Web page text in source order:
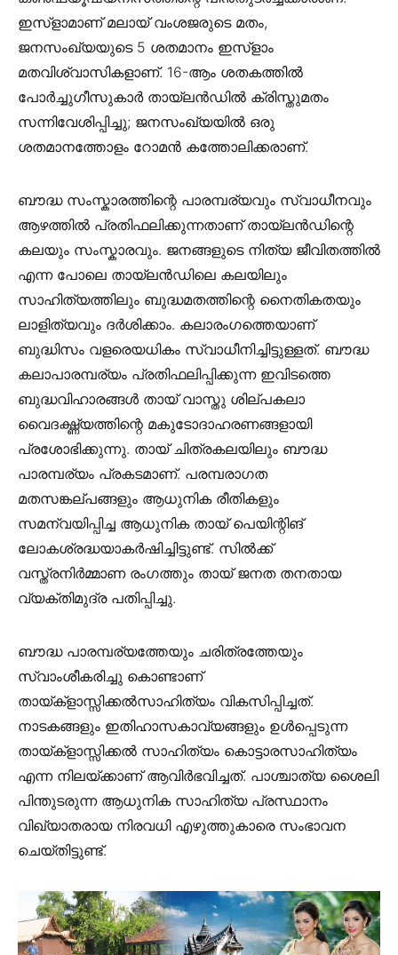
ഇസ്ളാമാണ് മലായ് വംശജരുടെ മതം,
ജനസംഖ്യയുടെ 5 ശതമാനം ഇസ്ളാം
മതവിശ്വാസികളാണ്. 16-ആം ശതകത്തിൽ
പോർച്ചുഗീസുകാർ തായ്ലൻഡിൽ ക്രിസ്തുമതം
സന്നിവേശിപ്പിച്ചു; ജനസംഖ്യയിൽ ഒരു
ശതമാനത്തോളം റോമൻ കത്തോലിക്കരാണ്.
ബൗദ്ധ സംസ്കാരത്തിന്റെ പാരമ്പര്യവും സ്വാധീനവും
ആഴത്തിൽ പ്രതിഫലിക്കുന്നതാണ് തായ്ലൻഡിന്റെ
കലയും സംസ്കാരവും. ജനങ്ങളുടെ നിത്യ ജീവിതത്തിൽ
എന്ന പോലെ തായ്ലൻഡിലെ കലയിലും
സാഹിത്യത്തിലും ബുദ്ധമതത്തിന്റെ നൈതികതയും
ലാളിത്യവും ദർശിക്കാം. കലാരംഗത്തെയാണ്
ബുദ്ധിസം വളരെയധികം സ്വാധീനിച്ചിട്ടുള്ളത്. ബൗദ്ധ
കലാപാരമ്പര്യം പ്രതിഫലിപ്പിക്കുന്ന ഇവിടത്തെ
ബുദ്ധവിഹാരങ്ങൾ തായ് വാസ്തു ശില്പകലാ
വൈദഗ്ദ്ധ്യത്തിന്റെ മകുടോദാഹരണങ്ങളായി
പ്രശോഭിക്കുന്നു. തായ് ചിത്രകലയിലും ബൗദ്ധ
പാരമ്പര്യം പ്രകടമാണ്. പരമ്പരാഗത
മതസങ്കല്പങ്ങളും ആധുനിക രീതികളും
സമന്വയിപ്പിച്ച ആധുനിക തായ് പെയിന്റിങ്
ലോകശ്രദ്ധയാകർഷിച്ചിട്ടുണ്ട്. സിൽക്ക്
വസ്ത്രനിർമ്മാണ രംഗത്തും തായ് ജനത തനതായ
വ്യക്തിമുദ്ര പതിപ്പിച്ചു.
ബൗദ്ധ പാരമ്പര്യത്തേയും ചരിത്രത്തേയും
സ്വാംശീകരിച്ചു കൊണ്ടാണ്
തായ്ക്ളാസ്സിക്കൽസാഹിത്യം വികസിപ്പിച്ചത്.
നാടകങ്ങളും ഇതിഹാസകാവ്യങ്ങളും ഉൾപ്പെടുന്ന
തായ്ക്ളാസ്സിക്കൽ സാഹിത്യം കൊട്ടാരസാഹിത്യം
എന്ന നിലയ്ക്കാണ് ആവിർഭവിച്ചത്. പാശ്ചാത്യ ശൈലി
പിന്തുടരുന്ന ആധുനിക സാഹിത്യ പ്രസ്ഥാനം
വിഖ്യാതരായ നിരവധി എഴുത്തുകാരെ സംഭാവന
ചെയ്തിട്ടുണ്ട്.